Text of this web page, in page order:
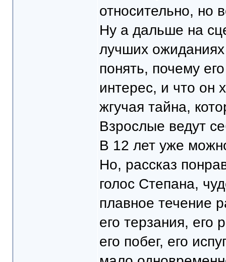
относительно, но
Ну а дальше на
лучших
понять, почему
интерес, и что он
жгучая тайна,
Взрослые ведут
В 12 лет уже
Но, рассказ
голос Степана,
плавное течение
его терзания, его
его побег, его